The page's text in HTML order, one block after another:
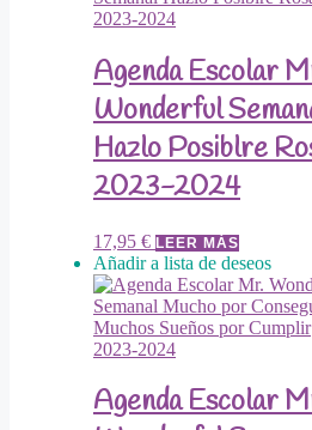
Agenda Escolar
Wonderful
Hazlo Posiblre
2023-2024
17,95 € LEER MÁS
Añadir a lista de deseos
Agenda Escolar